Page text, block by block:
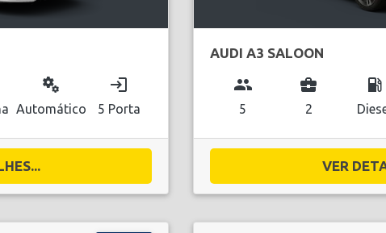
miscellaneous_services
Automático
login
5 Porta
AUDI A3 SALOON
group
5
business_center
2
local_gas_station
VER